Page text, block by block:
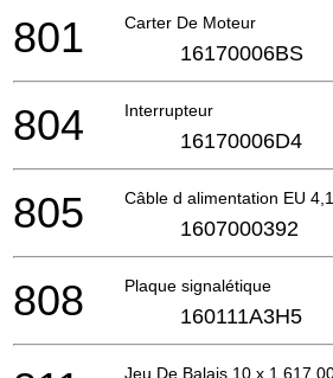
Carter De Moteur
801 16170006BS
Interrupteur
804 16170006D4
Câble d alimentation EU
805 1607000392
Plaque signalétique
808 160111A3H5
Jeu De Balais 10 x 1 617